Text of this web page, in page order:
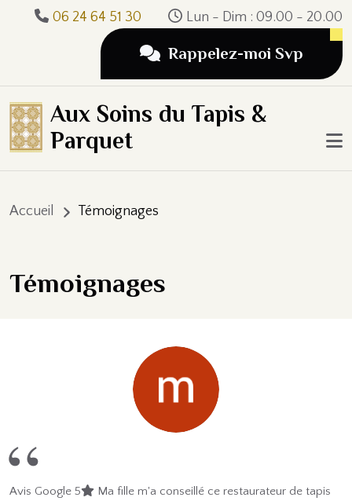
Aller au contenu principal
06 24 64 51 30 Lun - Dim : 09.00 - 20.00
Rappelez-moi Svp
Aux Soins du Tapis &
Parquet
Fil d'Ariane
Accueil Témoignages
Témoignages
Avis Google 5
Ma fille m'a conseillé ce restaurateur de tapis